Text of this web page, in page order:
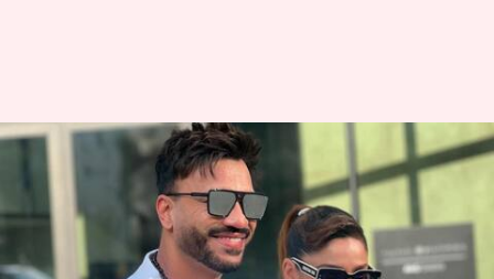
टीवी शो 'फौजी 2' का हुआ ऐलान,
अंकिता लोखंडे के पति विक्की जैन
आएंगे नजर
लेखन Oct 15, 2024 01:40 pm